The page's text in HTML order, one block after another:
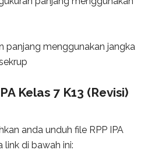
panjang menggunakan jangka
Kelas 7 K13 (Revisi)
anda unduh file RPP IPA
link di bawah ini: